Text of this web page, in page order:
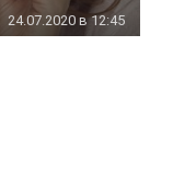
24.07.2020 в 12:45